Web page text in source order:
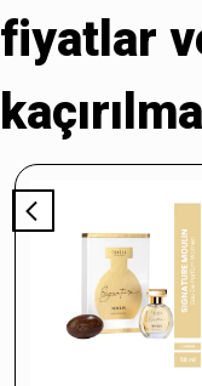
fiyatlar